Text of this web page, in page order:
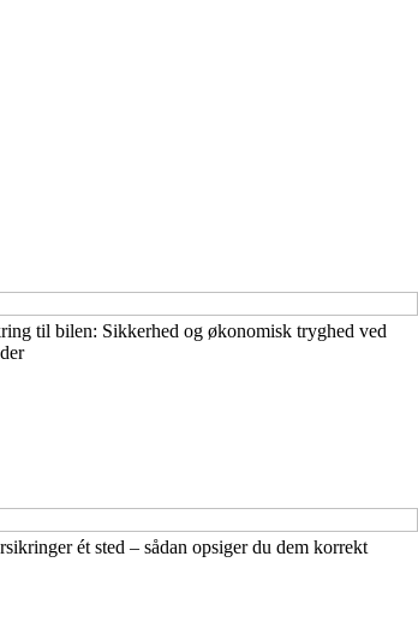
til bilen: Sikkerhed og økonomisk tryghed ved
ét sted – sådan opsiger du dem korrekt